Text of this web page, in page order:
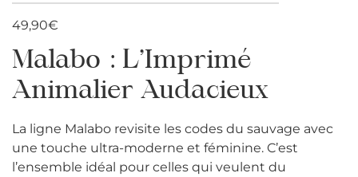
49,90€
Malabo : L’Imprimé
Animalier Audacieux
La ligne Malabo revisite les codes du sauvage avec
une touche ultra-moderne et féminine. C’est
l’ensemble idéal pour celles qui veulent du